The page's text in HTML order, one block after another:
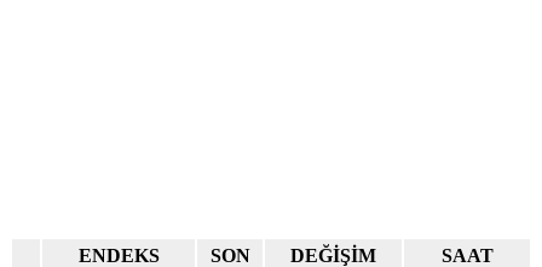
ENDEKS SON DEĞİŞİM
SAAT